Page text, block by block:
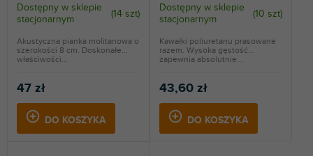
Dostępny w sklepie
stacjonarnym
(14 szt)
47 zł
DO KOSZYKA
Akustyczna pianka molitanowa o
szerokości 8 cm. Doskonałe
właściwości...
Dostępny w sklepie
stacjonarnym
(10 szt)
43,60 zł
DO KOSZYKA
Kawałki poliuretanu prasowane
razem. Wysoka gęstość
zapewnia absolutnie...